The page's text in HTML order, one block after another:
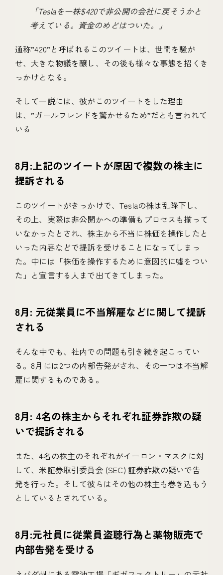
「Teslaを一株$420で非公開の会社に戻そうかと
考えている。資金のめどはついた。」
通称”420”と呼ばれるこのツイートは、世間を騒が
せ、大きな物議を醸し、その後も様々な事態を招くき
っかけとなる。
そして一説には、彼がこのツイートをした理由
は、”ガールフレンドを驚かせるため”だとも言われて
いる
8月:上記のツイートが原因で複数の株主に
提訴される
このツイートがきっかけで、Teslaの株は乱降下し、
その上、実際は非公開かへの準備もプロセスも揃って
いなかったとされ、株主から不当に株価を操作したと
いった内容などで提訴を受けることになってしまっ
た。中には「株価を操作するために意図的に嘘をつい
た」と宣言する人まで出てきてしまった。
8月: 元従業員に不当解雇などに関して提訴
される
そんな中でも、社内での問題も引き続き起こってい
る。8月には2つの内部告発がされ、その一つは不当解
雇に関するものである。
8月: 4名の株主からそれぞれ証券詐欺の疑
いで提訴される
また、4名の株主のそれぞれがイーロン・マスクに対
して、米証券取引委員会 (SEC) 証券詐欺の疑いで告
発を行った。そして彼らはその他の株主も巻き込もう
としているとされている。
8月:元社員に従業員盗聴行為と薬物販売で
内部告発を受ける